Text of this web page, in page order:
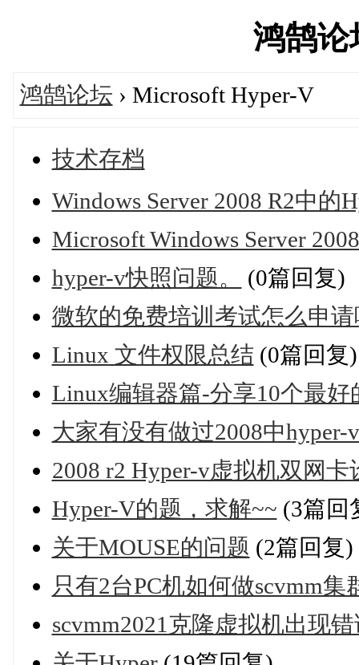
鸿鹄论
鸿鹄论坛 › Microsoft Hyper-V
技术存档
Windows Server 2008 R2中的
Microsoft Windows Server
hyper-v快照问题。
(0篇回复)
微软的免费培训考试怎么申
Linux 文件权限总结 (0篇回复)
Linux编辑器篇-分享10个最好
大家有没有做过2008中
2008 r2 Hyper-v虚拟机双网
Hyper-V的题，求解~~ (3篇回
关于MOUSE的问题 (2篇回复)
只有2台PC机如何做scvmm集
scvmm2021克隆虚拟机出现